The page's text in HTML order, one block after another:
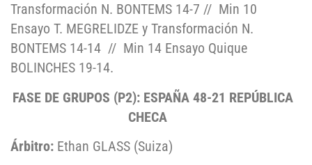
Transformación N. BONTEMS 14-7 // Min 10
Ensayo T. MEGRELIDZE y Transformación N.
BONTEMS 14-14 // Min 14 Ensayo Quique
BOLINCHES 19-14.
FASE DE GRUPOS (P2): ESPAÑA 48-21 REPÚBLICA
CHECA
Árbitro: Ethan GLASS (Suiza)